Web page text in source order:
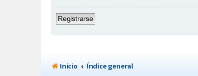
Registrarse
Inicio Índice general